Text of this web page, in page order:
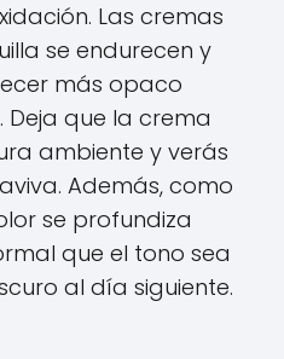
Las cremas
se endurecen y
más opaco
que la crema
ambiente y verás
Además, como
se profundiza
que el tono sea
al día siguiente.